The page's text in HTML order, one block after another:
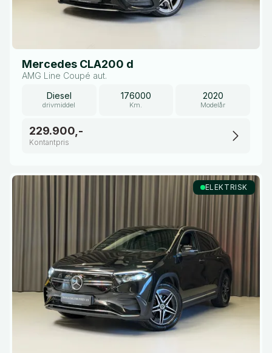
Mercedes CLA200 d
AMG Line Coupé aut.
Diesel
drivmiddel
176000
Km.
2020
Modelår
229.900,-
Kontantpris
ELEKTRISK